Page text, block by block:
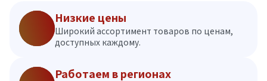
Низкие цены
Широкий ассортимент товаров по ценам,
доступных каждому.
Работаем в регионах